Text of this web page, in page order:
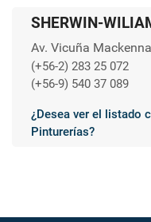
SHERWIN-
Av. Vicuña
(+56-2) 283 25 072
(+56-9) 540 37 089
¿Desea ver el listado
Pinturerías?